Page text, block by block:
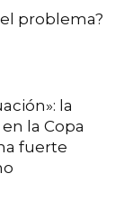
problema?
la
la Copa
fuerte